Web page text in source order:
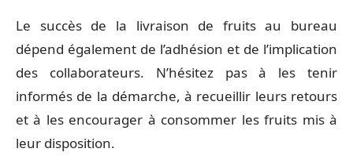
Le succès de la livraison de fruits au bureau
dépend également de l’adhésion et de l’implication
des collaborateurs. N’hésitez pas à les tenir
informés de la démarche, à recueillir leurs retours
et à les encourager à consommer les fruits mis à
leur disposition.